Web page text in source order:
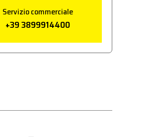
Servizio commerciale
+39 3899914400